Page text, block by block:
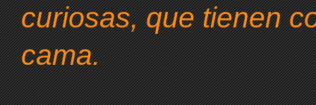
curiosas, que tienen
cama.